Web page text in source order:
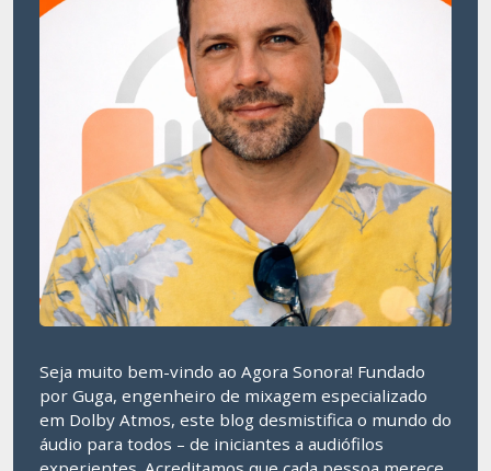
Seja muito bem-vindo ao Agora Sonora! Fundado
por Guga, engenheiro de mixagem especializado
em Dolby Atmos, este blog desmistifica o mundo do
áudio para todos – de iniciantes a audiófilos